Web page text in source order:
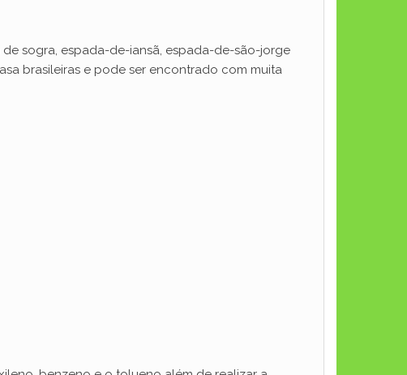
sogra, espada-de-iansã, espada-de-são-jorge
brasileiras e pode ser encontrado com muita